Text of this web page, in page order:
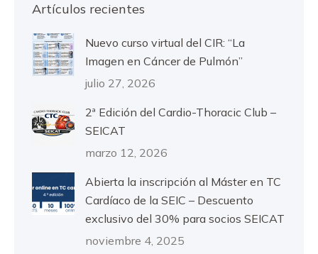
Artículos recientes
Nuevo curso virtual del CIR: “La
Imagen en Cáncer de Pulmón”
julio 27, 2026
2ª Edición del Cardio-Thoracic Club –
SEICAT
marzo 12, 2026
Abierta la inscripción al Máster en TC
Cardíaco de la SEIC – Descuento
exclusivo del 30% para socios SEICAT
noviembre 4, 2025